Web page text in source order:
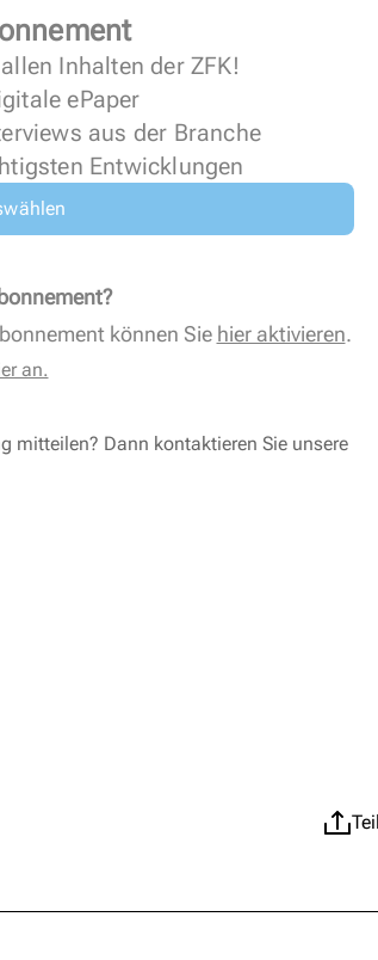
Inhalten der ZFK!
ePaper
aus der Branche
Entwicklungen
können Sie hier aktivieren.
an.
mitteilen? Dann kontaktieren Sie unsere